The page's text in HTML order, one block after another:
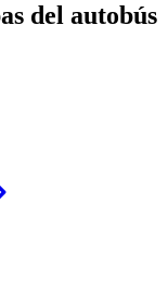
del autobús